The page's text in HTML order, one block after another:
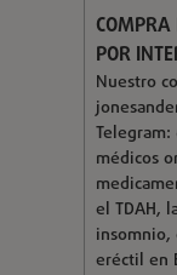
POR
Nuestro
médicos
el TDAH,
eréctil en